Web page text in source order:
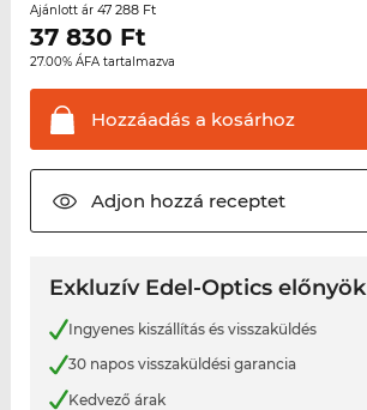
Ajánlott ár 47 288 Ft
37 830 Ft
27.00% ÁFA tartalmazva
Hozzáadás a kosárhoz
Adjon hozzá receptet
Exkluzív Edel-Optics előnyök
Ingyenes kiszállítás és visszaküldés
30 napos visszaküldési garancia
Kedvező árak